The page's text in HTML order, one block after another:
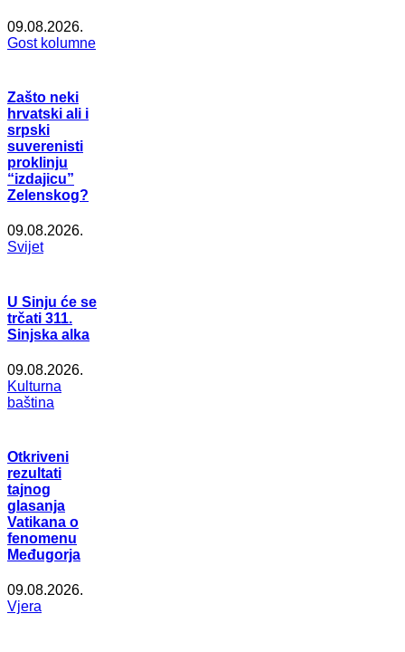
09.08.2026.
Gost kolumne
Zašto neki
hrvatski ali i
srpski
suverenisti
proklinju
“izdajicu”
Zelenskog?
09.08.2026.
Svijet
U Sinju će se
trčati 311.
Sinjska alka
09.08.2026.
Kulturna
baština
Otkriveni
rezultati
tajnog
glasanja
Vatikana o
fenomenu
Međugorja
09.08.2026.
Vjera